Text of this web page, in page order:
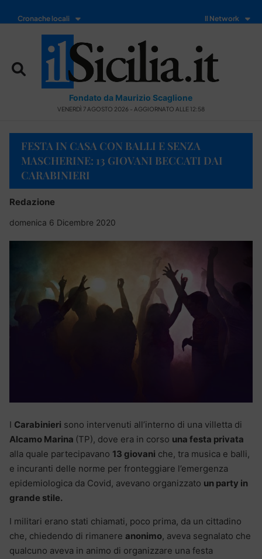
Cronache locali Il Network
Fondato da Maurizio Scaglione
VENERDÌ 7 AGOSTO 2026 - AGGIORNATO ALLE 12:58
FESTA IN CASA CON BALLI E SENZA
MASCHERINE: 13 GIOVANI BECCATI DAI
CARABINIERI
Redazione
domenica 6 Dicembre 2020
I Carabinieri sono intervenuti all’interno di una villetta di
Alcamo Marina (TP), dove era in corso una festa privata
alla quale partecipavano 13 giovani che, tra musica e balli,
e incuranti delle norme per fronteggiare l’emergenza
epidemiologica da Covid, avevano organizzato un party in
grande stile.
I militari erano stati chiamati, poco prima, da un cittadino
che, chiedendo di rimanere anonimo, aveva segnalato che
qualcuno aveva in animo di organizzare una festa